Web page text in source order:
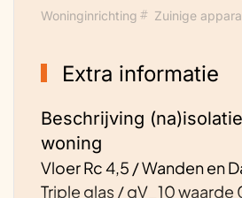
Woninginrichting
Zuinige
Extra informatie
Beschrijving
woning
Vloer Rc 4,5 / Wanden en
Triple glas / qV_10 waarde